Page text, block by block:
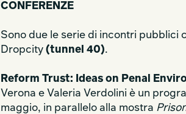
CONFERENZE
Sono due le serie di incontri pubblici
Dropcity (tunnel 40).
Reform Trust: Ideas on Penal
Verona e Valeria Verdolini è un
maggio, in parallelo alla mostra